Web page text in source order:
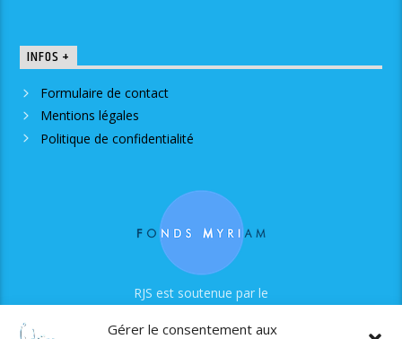
Gérer le consentement aux
INFOS +
Formulaire de contact
Mentions légales
Politique de confidentialité
RJS est soutenue par le